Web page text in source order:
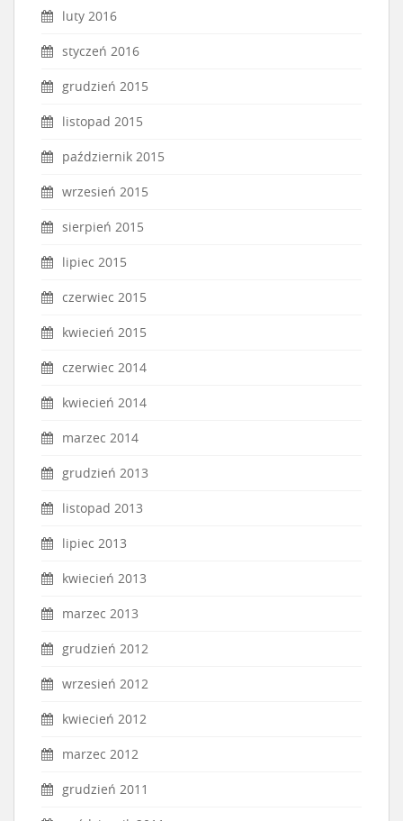
luty 2016
styczeń 2016
grudzień 2015
listopad 2015
październik 2015
wrzesień 2015
sierpień 2015
lipiec 2015
czerwiec 2015
kwiecień 2015
czerwiec 2014
kwiecień 2014
marzec 2014
grudzień 2013
listopad 2013
lipiec 2013
kwiecień 2013
marzec 2013
grudzień 2012
wrzesień 2012
kwiecień 2012
marzec 2012
grudzień 2011